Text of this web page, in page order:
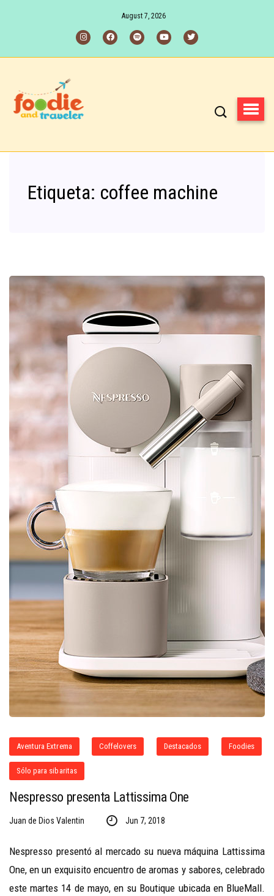
August 7, 2026
Etiqueta: coffee machine
Aventura Extrema Coffelovers Destacados Foodies
Sólo para sibaritas
Nespresso presenta Lattissima One
Juan de Dios Valentin Jun 7, 2018
Nespresso presentó al mercado su nueva máquina Lattissima
One, en un exquisito encuentro de aromas y sabores, celebrado
este martes 14 de mayo, en su Boutique ubicada en BlueMall.